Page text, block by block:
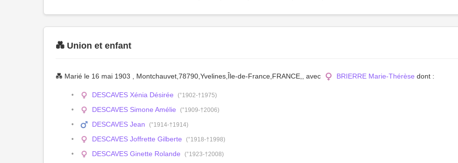
💑 Union et enfant
💑 Marié le 16 mai 1903 , Montchauvet,78790,Yvelines,Île-de-France,FRANCE,, avec BRIERRE Marie-Thérèse dont :
DESCAVES Xénia Désirée (°1902-†1975)
DESCAVES Simone Amélie (°1909-†2006)
DESCAVES Jean (°1914-†1914)
DESCAVES Joffrette Gilberte (°1918-†1998)
DESCAVES Ginette Rolande (°1923-†2008)